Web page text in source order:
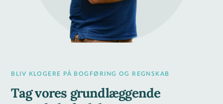
BLIV KLOGERE PÅ BOGFØRING OG REGNSKAB
Tag vores grundlæggende